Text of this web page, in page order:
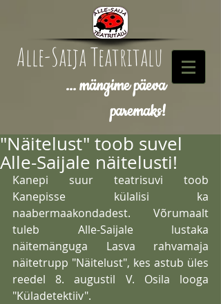
Alle-Saija Teatritalu
... mängime päeva
paremaks!
"Näitelust" toob suvel
Alle-Saijale näitelusti!
Kanepi suur teatrisuvi toob
Kanepisse külalisi ka
naabermaakondadest. Võrumaalt
tuleb Alle-Saijale lustaka
näitemänguga Lasva rahvamaja
näitetrupp "Näitelust", kes astub üles
reedel 8. augustil V. Osila looga
"Küladetektiiv".